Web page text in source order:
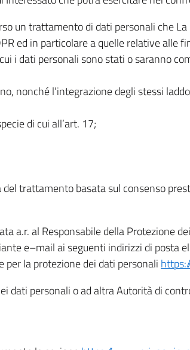
un trattamento di dati personali che La
ed in particolare a quelle relative alle
i dati personali sono stati o saranno
nonché l’integrazione degli stessi
di cui all’art. 17;
trattamento basata sul consenso
a.r. al Responsabile della Protezione
e–mail ai seguenti indirizzi di posta
per la protezione dei dati personali
dati personali o ad altra Autorità di